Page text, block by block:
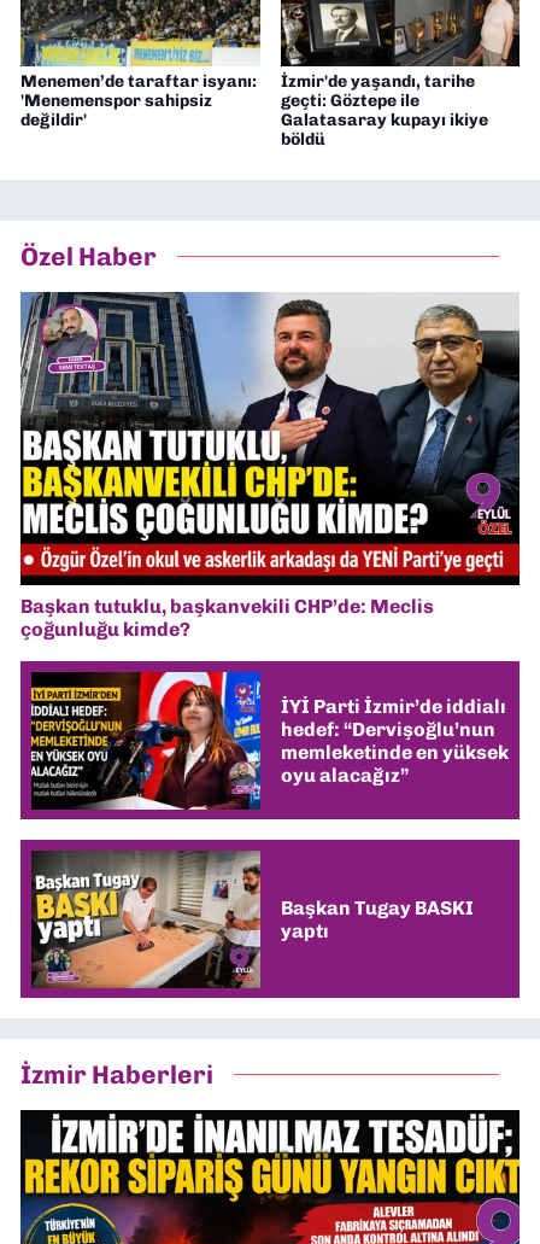
Menemen’de taraftar isyanı:
'Menemenspor sahipsiz
değildir'
İzmir'de yaşandı, tarihe
geçti: Göztepe ile
Galatasaray kupayı ikiye
böldü
Özel Haber
Başkan tutuklu, başkanvekili CHP’de: Meclis
çoğunluğu kimde?
İYİ Parti İzmir’de iddialı
hedef: “Dervişoğlu’nun
memleketinde en yüksek
oyu alacağız”
Başkan Tugay BASKI
yaptı
İzmir Haberleri